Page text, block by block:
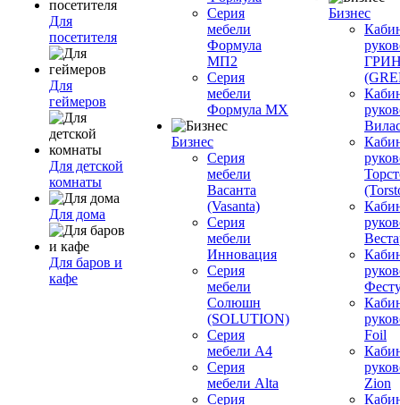
Для
посетителя
Для
геймеров
Для детской
комнаты
Для дома
Для баров и
кафе
Серия
мебели
Формула
МП2
Серия
мебели
Формула МХ
Бизнес
Серия
мебели
Васанта
(Vasanta)
Серия
мебели
Инновация
Серия
мебели
Солюшн
(SOLUTION)
Серия
мебели A4
Серия
мебели Alta
Серия
Бизнес
Foil
Zion